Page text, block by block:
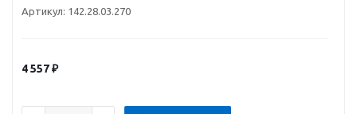
Артикул: 142.28.03.270
4 557₽